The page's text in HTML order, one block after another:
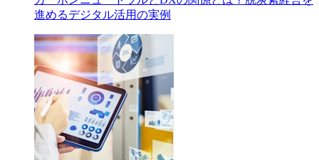
進めるデジタル活用の実例